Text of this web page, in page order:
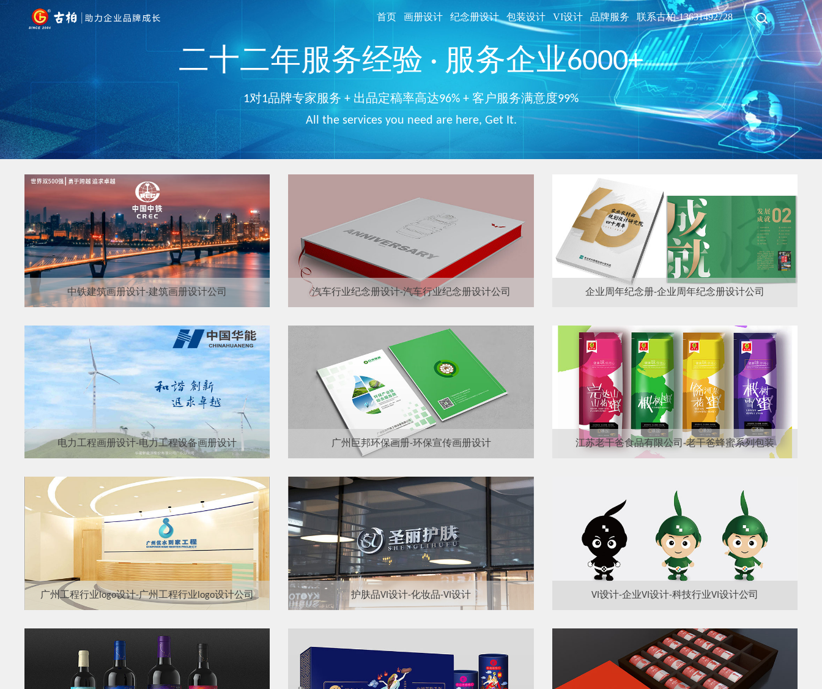
首页 画册设计 纪念册设计 包装设计 VI设计 品牌服务 联系古柏-13631492728
二十二年服务经验 · 服务企业6000+
1对1品牌专家服务 + 出品定稿率高达96% + 客户服务满意度99%
All the services you need are here, Get It.
中铁建筑画册设计-建筑画册设计公司 汽车行业纪念册设计-汽车行业纪念册设计公司 企业周年纪念册-企业周年纪念册设计公司
电力工程画册设计-电力工程设备画册设计 广州巨邦环保画册-环保宣传画册设计 江苏老干爸食品有限公司-老干爸蜂蜜系列包装
广州工程行业logo设计-广州工程行业logo设计公司 护肤品VI设计-化妆品-VI设计 VI设计-企业VI设计-科技行业VI设计公司